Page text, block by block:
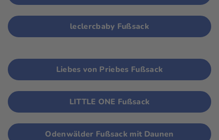
leclercbaby Fußsack
Liebes von Priebes Fußsack
LITTLE ONE Fußsack
Odenwälder Fußsack mit Daunen